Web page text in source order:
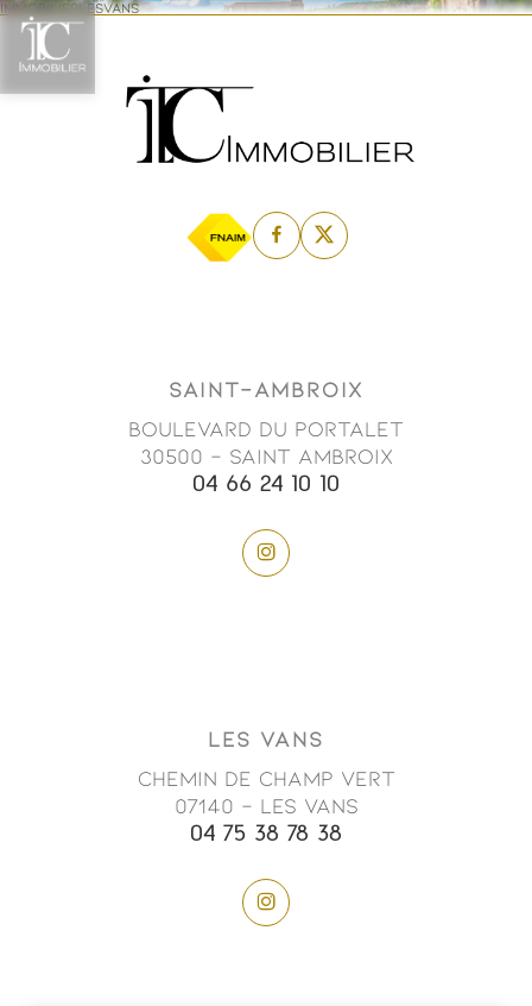
IMMOBILIERLESVANS
SAINT-AMBROIX
Boulevard du Portalet
30500 - SAINT AMBROIX
04 66 24 10 10
LES VANS
Chemin de champ vert
07140 - LES VANS
04 75 38 78 38